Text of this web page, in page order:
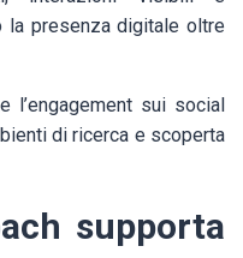
la presenza digitale oltre
sui social
di ricerca e scoperta
supporta